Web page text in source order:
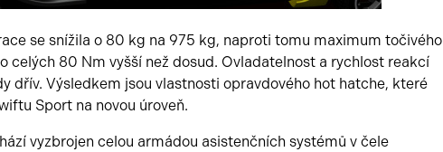
se snížila o 80 kg na 975 kg, naproti tomu maximum točivého
celých 80 Nm vyšší než dosud. Ovladatelnost a rychlost reakcí
dřív. Výsledkem jsou vlastnosti opravdového hot hatche, které
Sport na novou úroveň.
vyzbrojen celou armádou asistenčních systémů v čele